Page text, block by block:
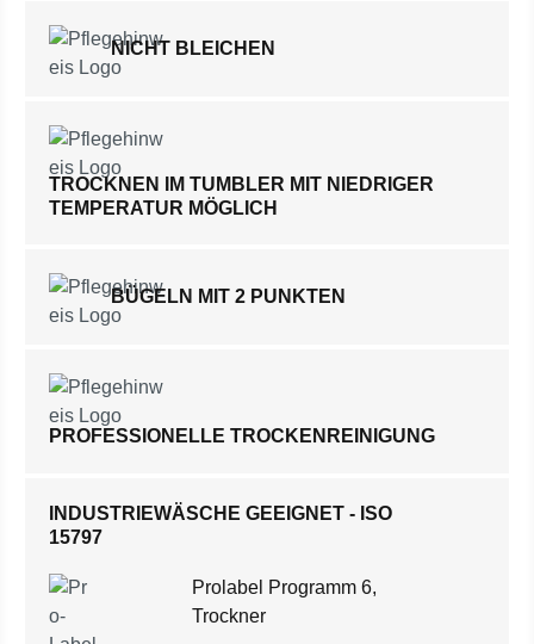
NICHT BLEICHEN
TROCKNEN IM TUMBLER MIT NIEDRIGER
TEMPERATUR MÖGLICH
BÜGELN MIT 2 PUNKTEN
PROFESSIONELLE TROCKENREINIGUNG
INDUSTRIEWÄSCHE GEEIGNET - ISO
15797
Prolabel Programm 6,
Trockner